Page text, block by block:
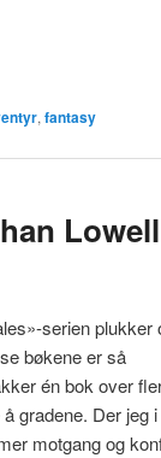
, fantasy
Lowell
serien plukker
bøkene er så
én bok over
gradene. Der jeg i
motgang og